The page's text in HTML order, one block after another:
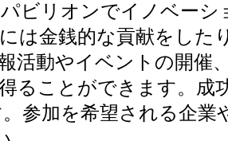
ビリオンでイノベーシ
は金銭的な貢献をした
活動やイベントの開催
ることができます。成
参加を希望される企業